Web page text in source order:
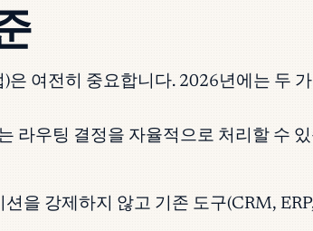
여전히 중요합니다. 2026년에는 두
라우팅 결정을 자율적으로 처리할 수
을 강제하지 않고 기존 도구(CRM,